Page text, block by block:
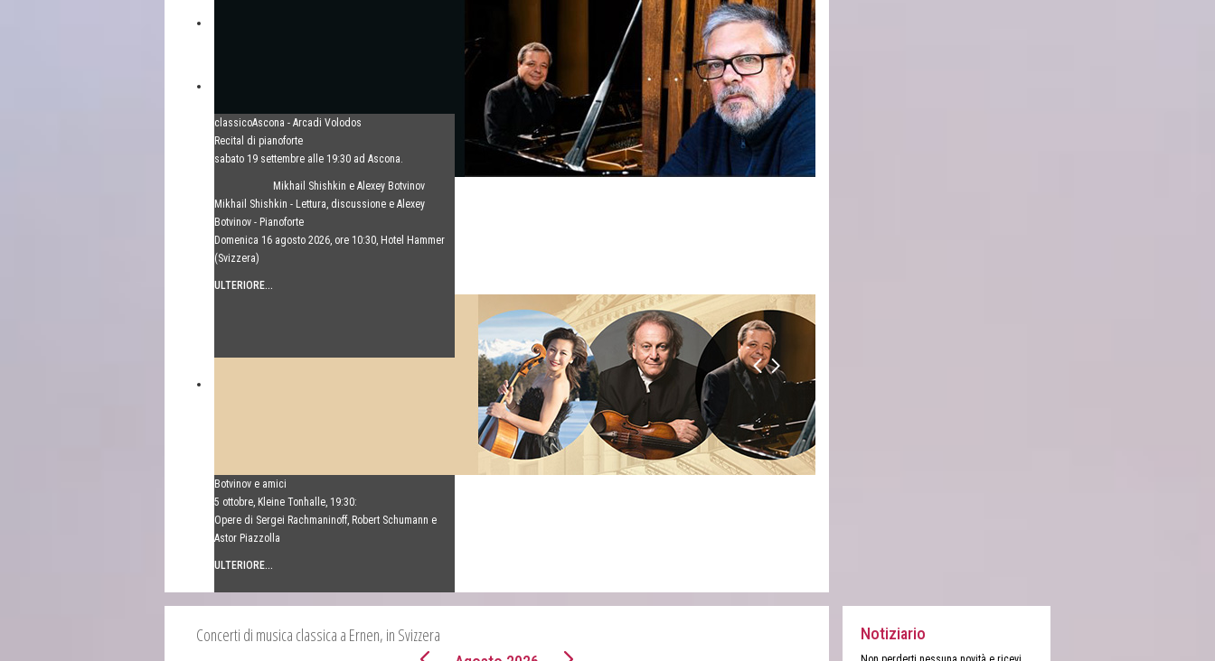
classicoAscona - Arcadi Volodos
Recital di pianoforte
sabato 19 settembre alle 19:30 ad Ascona.
Mikhail Shishkin e Alexey Botvinov
Mikhail Shishkin - Lettura, discussione e Alexey
Botvinov - Pianoforte
Domenica 16 agosto 2026, ore 10:30, Hotel Hammer
(Svizzera)
ULTERIORE...
Botvinov e amici
5 ottobre, Kleine Tonhalle, 19:30:
Opere di Sergei Rachmaninoff, Robert Schumann e
Astor Piazzolla
ULTERIORE...
Concerti di musica classica a Ernen, in Svizzera Notiziario